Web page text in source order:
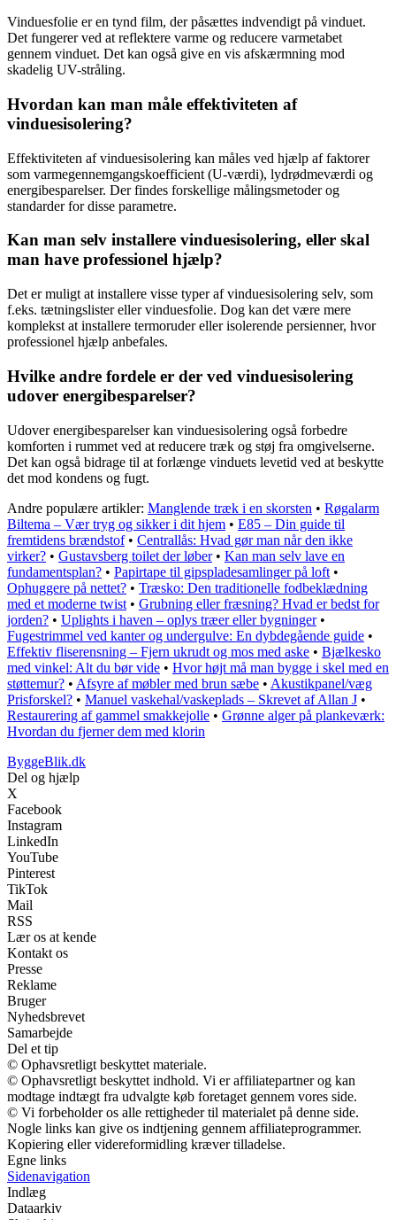
Vinduesfolie er en tynd film, der påsættes indvendigt på vinduet.
Det fungerer ved at reflektere varme og reducere varmetabet
gennem vinduet. Det kan også give en vis afskærmning mod
skadelig UV-stråling.
Hvordan kan man måle effektiviteten af
vinduesisolering?
Effektiviteten af vinduesisolering kan måles ved hjælp af faktorer
som varmegennemgangskoefficient (U-værdi), lydrødmeværdi og
energibesparelser. Der findes forskellige målingsmetoder og
standarder for disse parametre.
Kan man selv installere vinduesisolering, eller skal
man have professionel hjælp?
Det er muligt at installere visse typer af vinduesisolering selv, som
f.eks. tætningslister eller vinduesfolie. Dog kan det være mere
komplekst at installere termoruder eller isolerende persienner, hvor
professionel hjælp anbefales.
Hvilke andre fordele er der ved vinduesisolering
udover energibesparelser?
Udover energibesparelser kan vinduesisolering også forbedre
komforten i rummet ved at reducere træk og støj fra omgivelserne.
Det kan også bidrage til at forlænge vinduets levetid ved at beskytte
det mod kondens og fugt.
Andre populære artikler: Manglende træk i en skorsten • Røgalarm
Biltema – Vær tryg og sikker i dit hjem • E85 – Din guide til
fremtidens brændstof• Centrallås: Hvad gør man når den ikke
virker? • Gustavsberg toilet der løber• Kan man selv lave en
fundamentsplan? • Papirtape til gipspladesamlinger på loft •
Ophuggere på nettet? • Træsko: Den traditionelle fodbeklædning
med et moderne twist • Grubning eller fræsning? Hvad er bedst for
jorden? • Uplights i haven – oplys træer eller bygninger•
Fugestrimmel ved kanter og undergulve: En dybdegående guide •
Effektiv fliserensning – Fjern ukrudt og mos med aske • Bjælkesko
med vinkel: Alt du bør vide • Hvor højt må man bygge i skel med en
støttemur? • Afsyre af møbler med brun sæbe • Akustikpanel/væg
Prisforskel? • Manuel vaskehal/vaskeplads – Skrevet af Allan J •
Restaurering af gammel smakkejolle • Grønne alger på plankeværk:
Hvordan du fjerner dem med klorin
ByggeBlik.dk
Del og hjælp
X
Facebook
Instagram
LinkedIn
YouTube
Pinterest
TikTok
Mail
RSS
Lær os at kende
Kontakt os
Presse
Reklame
Bruger
Nyhedsbrevet
Samarbejde
Del et tip
© Ophavsretligt beskyttet materiale.
© Ophavsretligt beskyttet indhold. Vi er affiliatepartner og kan
modtage indtægt fra udvalgte køb foretaget gennem vores side.
© Vi forbeholder os alle rettigheder til materialet på denne side.
Nogle links kan give os indtjening gennem affiliateprogrammer.
Kopiering eller videreformidling kræver tilladelse.
Egne links
Sidenavigation
Indlæg
Dataarkiv